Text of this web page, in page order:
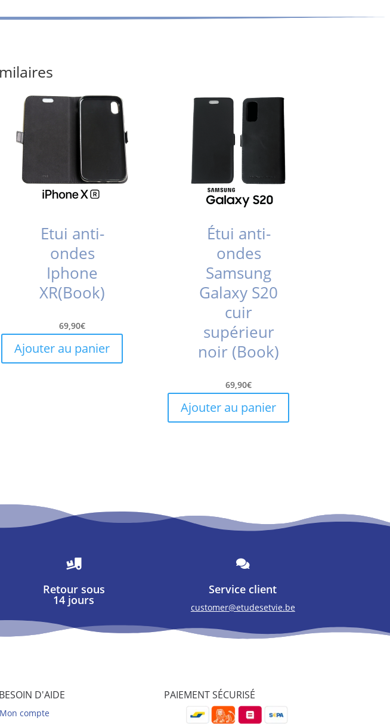
Etui anti-
ondes
Iphone
XR(Book)
69,90€
Ajouter au panier
Étui anti-
ondes
Samsung
Galaxy S20
cuir
supérieur
noir (Book)
69,90€
Ajouter au panier

Retour sous
14 jours

Service client
customer@etudesetvie.be
BESOIN D'AIDE
Mon compte
PAIEMENT SÉCURISÉ